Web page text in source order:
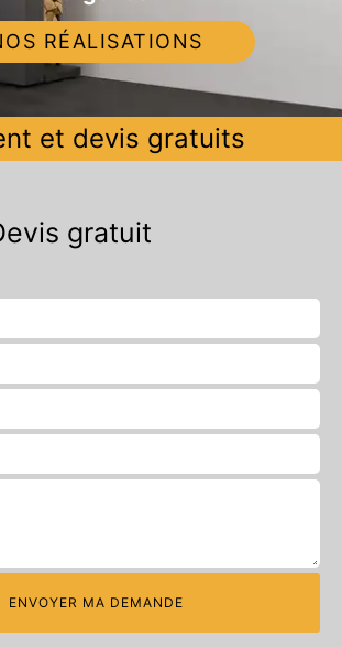
RÉALISATIONS
et devis gratuits
gratuit